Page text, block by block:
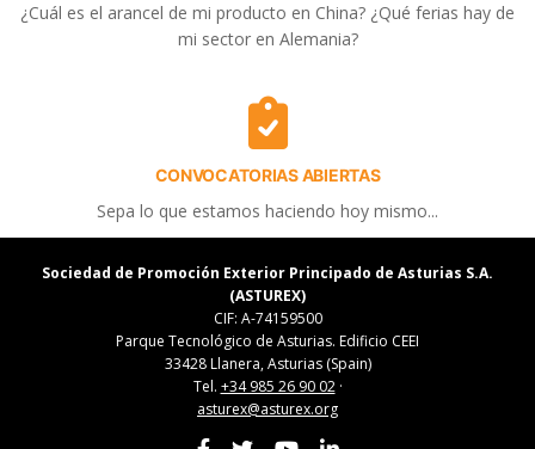
¿Cuál es el arancel de mi producto en China? ¿Qué ferias hay de
mi sector en Alemania?
CONVOCATORIAS ABIERTAS
Sepa lo que estamos haciendo hoy mismo...
Sociedad de Promoción Exterior Principado de Asturias S.A.
(ASTUREX)
CIF: A-74159500
Parque Tecnológico de Asturias. Edificio CEEI
33428 Llanera, Asturias (Spain)
Tel. +34 985 26 90 02·
asturex@asturex.org